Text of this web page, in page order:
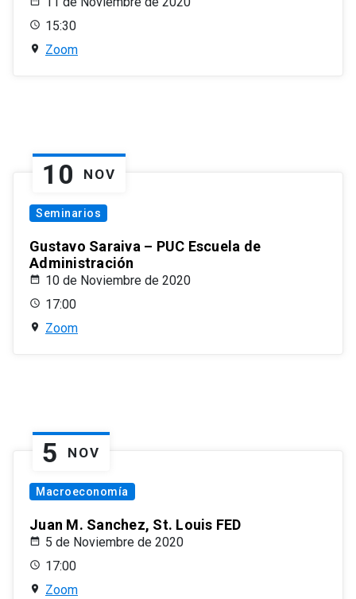
15:30
Zoom
10 NOV
Seminarios
Gustavo Saraiva – PUC Escuela de
Administración
10 de Noviembre de 2020
17:00
Zoom
5 NOV
Macroeconomía
Juan M. Sanchez, St. Louis FED
5 de Noviembre de 2020
17:00
Zoom